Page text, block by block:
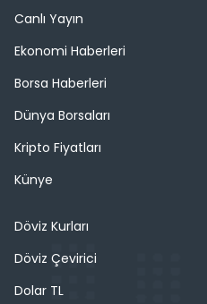
Canlı Yayın
Ekonomi Haberleri
Borsa Haberleri
Dünya Borsaları
Kripto Fiyatları
Künye
Döviz Kurları
Döviz Çevirici
Dolar TL